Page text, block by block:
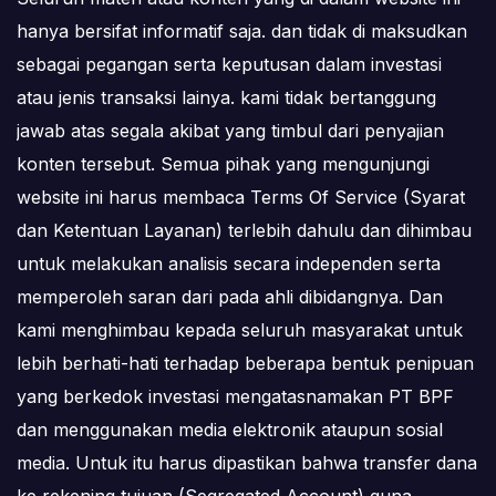
hanya bersifat informatif saja. dan tidak di maksudkan
sebagai pegangan serta keputusan dalam investasi
atau jenis transaksi lainya. kami tidak bertanggung
jawab atas segala akibat yang timbul dari penyajian
konten tersebut. Semua pihak yang mengunjungi
website ini harus membaca Terms Of Service (Syarat
dan Ketentuan Layanan) terlebih dahulu dan dihimbau
untuk melakukan analisis secara independen serta
memperoleh saran dari pada ahli dibidangnya. Dan
kami menghimbau kepada seluruh masyarakat untuk
lebih berhati-hati terhadap beberapa bentuk penipuan
yang berkedok investasi mengatasnamakan PT BPF
dan menggunakan media elektronik ataupun sosial
media. Untuk itu harus dipastikan bahwa transfer dana